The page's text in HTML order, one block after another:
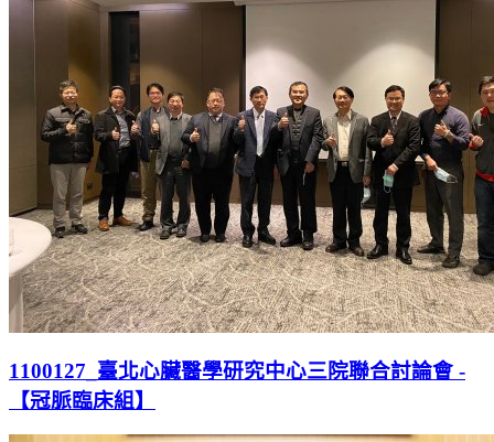
1100127_臺北心臟醫學研究中心三院聯合討論會 -
【冠脈臨床組】